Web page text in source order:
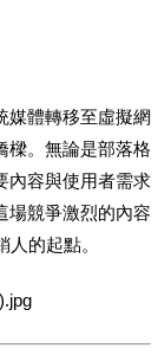
媒體轉移至虛擬網
樑。無論是部落格
內容與使用者需求
場競爭激烈的內容
的起點。